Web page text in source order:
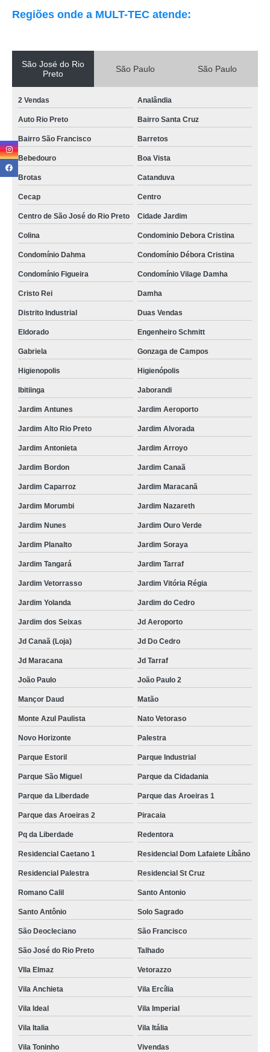
Regiões onde a MULT-TEC atende:
São José do Rio
Preto
São Paulo São Paulo
2 Vendas Analândia
Auto Rio Preto Bairro Santa Cruz
Bairro São Francisco Barretos
Bebedouro Boa Vista
Brotas Catanduva
Cecap Centro
Centro de São José do Rio Preto Cidade Jardim
Colina Condominio Debora Cristina
Condomínio Dahma Condomínio Débora Cristina
Condomínio Figueira Condomínio Vilage Damha
Cristo Rei Damha
Distrito Industrial Duas Vendas
Eldorado Engenheiro Schmitt
Gabriela Gonzaga de Campos
Higienopolis Higienópolis
Ibitiinga Jaborandi
Jardim Antunes Jardim Aeroporto
Jardim Alto Rio Preto Jardim Alvorada
Jardim Antonieta Jardim Arroyo
Jardim Bordon Jardim Canaã
Jardim Caparroz Jardim Maracanã
Jardim Morumbi Jardim Nazareth
Jardim Nunes Jardim Ouro Verde
Jardim Planalto Jardim Soraya
Jardim Tangará Jardim Tarraf
Jardim Vetorrasso Jardim Vitória Régia
Jardim Yolanda Jardim do Cedro
Jardim dos Seixas Jd Aeroporto
Jd Canaã (Loja) Jd Do Cedro
Jd Maracana Jd Tarraf
João Paulo João Paulo 2
Mançor Daud Matão
Monte Azul Paulista Nato Vetoraso
Novo Horizonte Palestra
Parque Estoril Parque Industrial
Parque São Miguel Parque da Cidadania
Parque da Liberdade Parque das Aroeiras 1
Parque das Aroeiras 2 Piracaia
Pq da Liberdade Redentora
Residencial Caetano 1 Residencial Dom Lafaiete Líbâno
Residencial Palestra Residencial St Cruz
Romano Calil Santo Antonio
Santo Antônio Solo Sagrado
São Deocleciano São Francisco
São José do Rio Preto Talhado
VIla Elmaz Vetorazzo
Vila Anchieta Vila Ercília
Vila Ideal Vila Imperial
Vila Italia Vila Itália
Vila Toninho
Vivendas